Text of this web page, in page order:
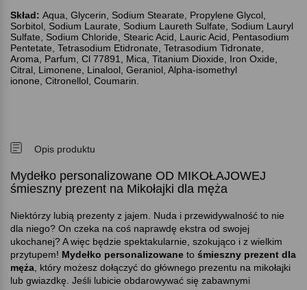
Skład: Aqua, Glycerin, Sodium Stearate, Propylene Glycol,
Sorbitol, Sodium Laurate, Sodium Laureth Sulfate, Sodium Lauryl
Sulfate, Sodium Chloride, Stearic Acid, Lauric Acid, Pentasodium
Pentetate, Tetrasodium Etidronate, Tetrasodium Tidronate,
Aroma, Parfum, Cl 77891, Mica, Titanium Dioxide, Iron Oxide,
Citral, Limonene, Linalool, Geraniol, Alpha-isomethyl
ionone, Citronellol, Coumarin.
Opis produktu
Mydełko personalizowane OD MIKOŁAJOWEJ
śmieszny prezent na Mikołajki dla męża
Niektórzy lubią prezenty z jajem. Nuda i przewidywalność to nie
dla niego? On czeka na coś naprawdę ekstra od swojej
ukochanej? A więc będzie spektakularnie, szokująco i z wielkim
przytupem! Mydełko personalizowane to śmieszny prezent dla
męża , który możesz dołączyć do głównego prezentu na mikołajki
lub gwiazdkę. Jeśli lubicie obdarowywać się zabawnymi